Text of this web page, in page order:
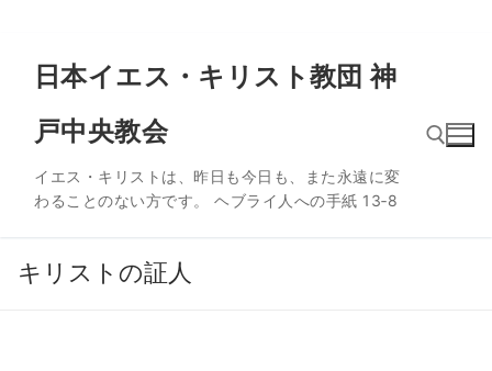
日本イエス・キリスト教団 神
戸中央教会
イエス・キリストは、昨日も今日も、また永遠に変
わることのない方です。 ヘブライ人への手紙 13‐8
キリストの証人